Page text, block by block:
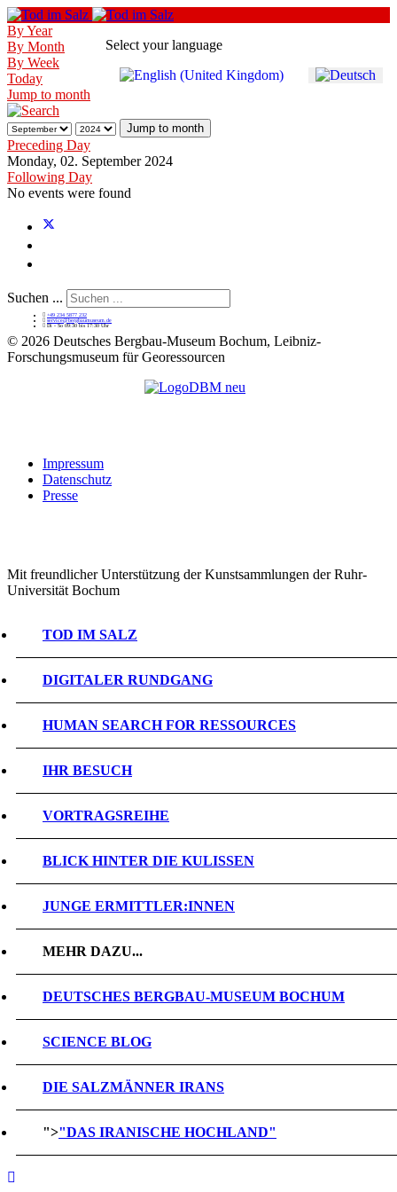
Select your language
By Year
By Month
By Week
Today
Jump to month
Jump to month
Preceding Day
Monday, 02. September 2024
Following Day
No events were found
Suchen ...
+49 234 5877 232
service@bergbaumuseum.de
Di - So 09:30 bis 17:30 Uhr
© 2026 Deutsches Bergbau-Museum Bochum, Leibniz-
Forschungsmuseum für Georessourcen
Impressum
Datenschutz
Presse
Mit freundlicher Unterstützung der Kunstsammlungen der Ruhr-
Universität Bochum
TOD IM SALZ
DIGITALER RUNDGANG
HUMAN SEARCH FOR RESSOURCES
IHR BESUCH
VORTRAGSREIHE
BLICK HINTER DIE KULISSEN
JUNGE ERMITTLER:INNEN
MEHR DAZU...
DEUTSCHES BERGBAU-MUSEUM BOCHUM
SCIENCE BLOG
DIE SALZMÄNNER IRANS
">"DAS IRANISCHE HOCHLAND"